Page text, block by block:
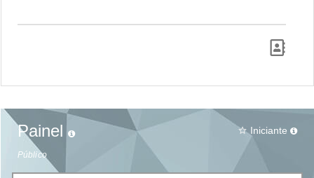
Painel
Público
star_border Iniciante